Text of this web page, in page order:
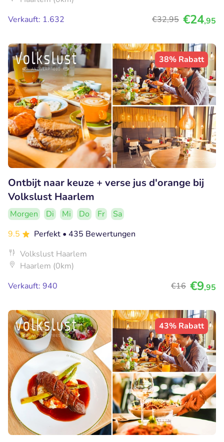
Verkauft: 1.632
€32,95 €24,95
38% Rabatt
Ontbijt naar keuze + verse jus d'orange bij
Volkslust Haarlem
Morgen Di Mi Do Fr
Sa
9.5
Perfekt • 435 Bewertungen
Volkslust Haarlem
Haarlem (0km)
Verkauft: 940
€16 €9,95
43% Rabatt